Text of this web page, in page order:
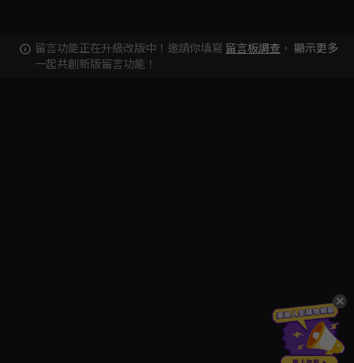
留言功能正在升級改版中！邀請你填寫 留言板調查 ，
一起共創新版留言功能！
顯示更多